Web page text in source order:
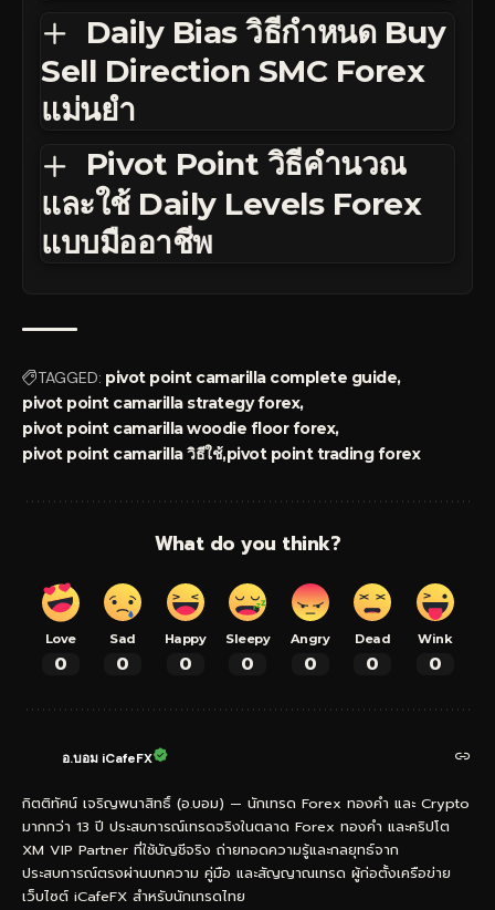
Daily Bias วิธีกำหนด Buy
Sell Direction SMC Forex
แม่นยำ
Pivot Point วิธีคำนวณ
และใช้ Daily Levels Forex
แบบมืออาชีพ
TAGGED: pivot point camarilla complete guide
pivot point camarilla strategy forex
pivot point camarilla woodie floor forex
pivot point camarilla วิธีใช้pivot point trading forex
What do you think?
Love
0
Sad
0
Happy
0
Sleepy
0
Angry
0
Dead
0
Wink
0
อ.บอม iCafeFX
กิตติทัศน์ เจริญพนาสิทธิ์ (อ.บอม) — นักเทรด Forex ทองคำ และ Crypto
มากกว่า 13 ปี ประสบการณ์เทรดจริงในตลาด Forex ทองคำ และคริปโต
XM VIP Partner ที่ใช้บัญชีจริง ถ่ายทอดความรู้และกลยุทธ์จาก
ประสบการณ์ตรงผ่านบทความ คู่มือ และสัญญาณเทรด ผู้ก่อตั้งเครือข่าย
เว็บไซต์ iCafeFX สำหรับนักเทรดไทย